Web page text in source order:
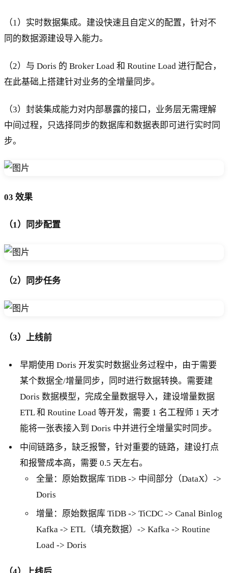
（1）实时数据集成。建设快速且自定义的配置，针对不
同的数据源建设导入能力。
（2）与 Doris 的 Broker Load 和 Routine Load 进行配合，
在此基础上搭建针对业务的全增量同步。
（3）封装集成能力对内部暴露的接口，业务层无需理解
中间过程，只选择同步的数据库和数据表即可进行实时同
步。
03 效果
（1）同步配置
（2）同步任务
（3）上线前
早期使用 Doris 开发实时数据业务过程中，由于需要
某个数据全/增量同步，同时进行数据转换。需要建
Doris 数据模型，完成全量数据导入，建设增量数据
ETL 和 Routine Load 等开发，需要 1 名工程师 1 天才
能将一张表接入到 Doris 中并进行全增量实时同步。
中间链路多，缺乏报警，针对重要的链路，建设打点
和报警成本高，需要 0.5 天左右。
全量：原始数据库 TiDB -> 中间部分（DataX）->
Doris
增量：原始数据库 TiDB -> TiCDC -> Canal Binlog
Kafka -> ETL（填充数据）-> Kafka -> Routine
Load -> Doris